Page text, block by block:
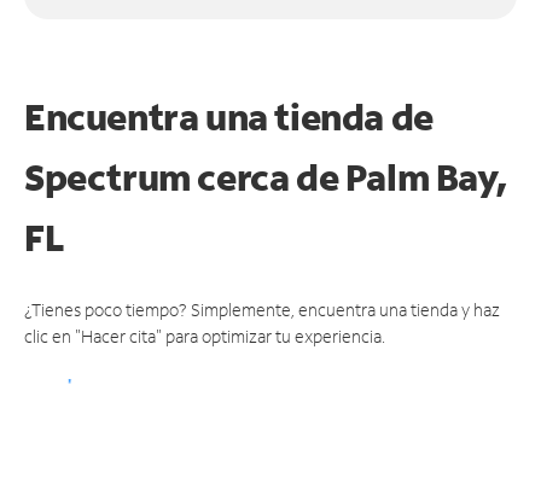
Encuentra una tienda de
Spectrumcerca de Palm Bay,
FL
¿Tienes poco tiempo? Simplemente, encuentra una tienda y haz
clic en "Hacer cita" para optimizar tu experiencia.